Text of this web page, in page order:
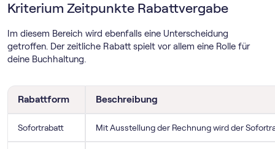
Kriterium Zeitpunkte Rabattvergabe
Im diesem Bereich wird ebenfalls eine Unterscheidung
getroffen. Der zeitliche Rabatt spielt vor allem eine Rolle für
deine Buchhaltung.
Rabattform Beschreibung
Sofortrabatt Mit Ausstellung der Rechnung wird der